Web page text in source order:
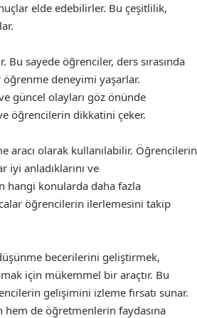
elde edebilirler. Bu çeşitlilik,
sayede öğrenciler, ders sırasında
deneyimi yaşarlar.
güncel olayları göz önünde
öğrencilerin dikkatini çeker.
aracı olarak kullanılabilir. Öğrencilerin
iyi anladıklarını ve
hangi konularda daha fazla
öğrencilerin ilerlemesini takip
becerilerini geliştirmek,
için mükemmel bir araçtır. Bu
gelişimini izleme fırsatı sunar.
de öğretmenlerin faydasına